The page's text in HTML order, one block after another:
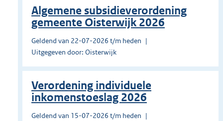
Algemene subsidieverordening
gemeente Oisterwijk 2026
Geldend van 22-07-2026 t/m heden
Uitgegeven door: Oisterwijk
Verordening individuele
inkomenstoeslag 2026
Geldend van 15-07-2026 t/m heden